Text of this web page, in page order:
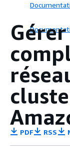
PDF RSS